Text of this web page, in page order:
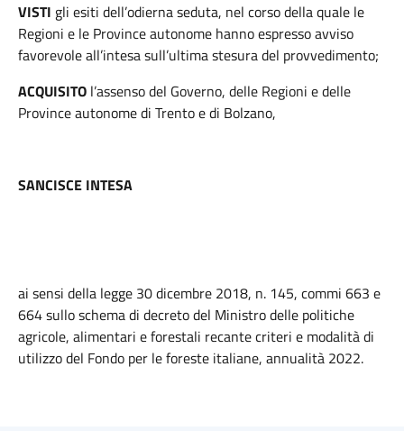
VISTI gli esiti dell’odierna seduta, nel corso della quale le
Regioni e le Province autonome hanno espresso avviso
favorevole all’intesa sull’ultima stesura del provvedimento;
ACQUISITO l’assenso del Governo, delle Regioni e delle
Province autonome di Trento e di Bolzano,
SANCISCE INTESA
ai sensi della legge 30 dicembre 2018, n. 145, commi 663 e
664 sullo schema di decreto del Ministro delle politiche
agricole, alimentari e forestali recante criteri e modalità di
utilizzo del Fondo per le foreste italiane, annualità 2022.